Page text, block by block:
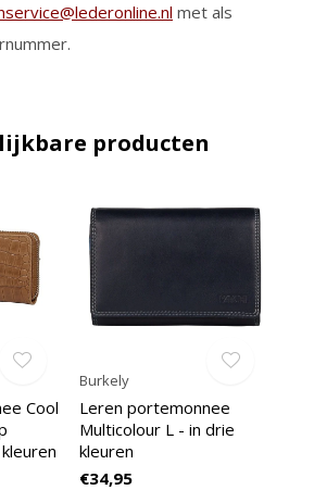
met als
producten
Cool
Burkely
Leren portemonnee
Multicolour L - in drie
kleuren
€34,95